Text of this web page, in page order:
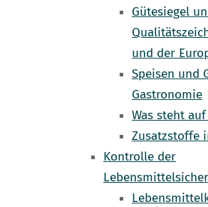
Gütesiegel
und der
Speisen und
Gastronomie
Was steht
Zusatzstoffe
Kontrolle der